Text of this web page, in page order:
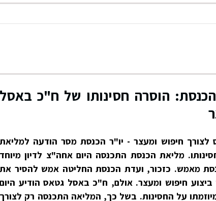
הוסרה חסינותו של ח"כ באסל
חיפוש ומעצר - יו"ר הכנסת מסר הודעה למליאת
מליאת הכנסת התכנסה היום אחה"צ לדיון מיוחד
מאמש. כזכור, ועדת הכנסת החליטה אמש להסיר את
חיפוש ומעצר. אולם, ח"כ באסל גטאס הודיע היום
על החסינות. בשל כך, המליאה התכנסה רק לצורך